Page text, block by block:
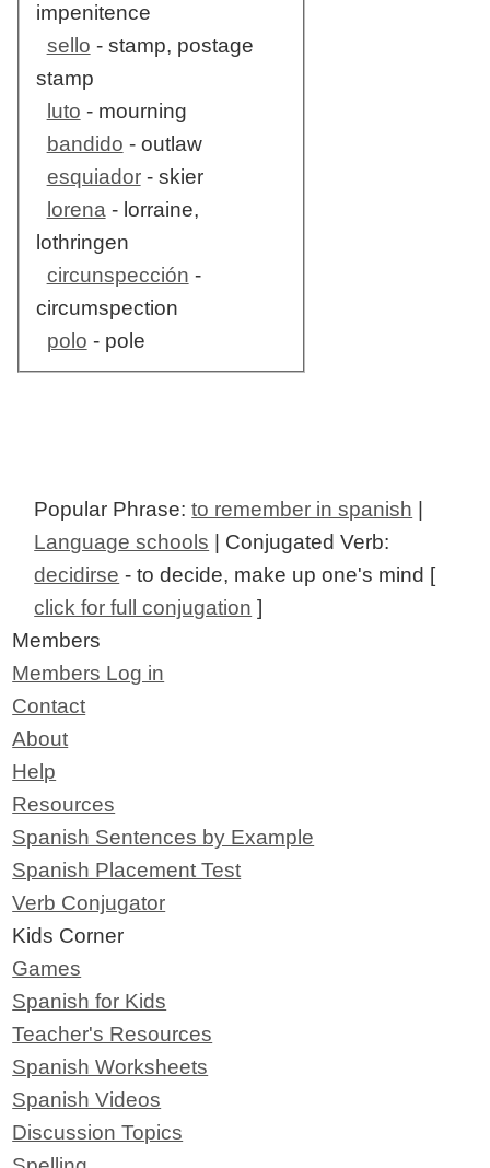
impenitence
sello - stamp, postage
stamp
luto - mourning
bandido - outlaw
esquiador- skier
lorena - lorraine,
lothringen
circunspección -
circumspection
polo - pole
Popular Phrase:to remember in spanish
Language schools | Conjugated Verb:
decidirse - to decide, make up one's mind [
click for full conjugation ]
Members
Members Log in
Contact
About
Help
Resources
Spanish Sentences by Example
Spanish Placement Test
Verb Conjugator
Kids Corner
Games
Spanish for Kids
Teacher's Resources
Spanish Worksheets
Spanish Videos
Discussion Topics